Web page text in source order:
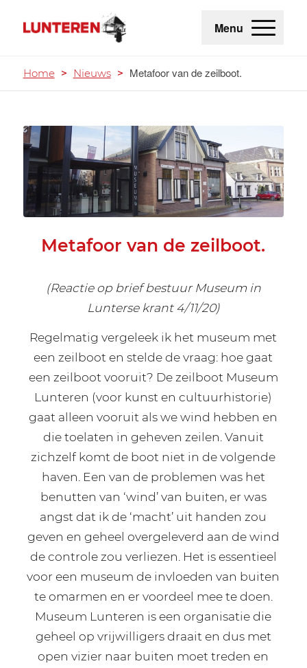
Menu
Home > Nieuws > Metafoor van de zeilboot.
Metafoor van de zeilboot.
(Reactie op brief bestuur Museum in
Lunterse krant 4/11/20)
Regelmatig vergeleek ik het museum met
een zeilboot en stelde de vraag: hoe gaat
een zeilboot vooruit? De zeilboot Museum
Lunteren (voor kunst en cultuurhistorie)
gaat alleen vooruit als we wind hebben en
die toelaten in geheven zeilen. Vanuit
zichzelf komt de boot niet in de volgende
haven. Een van de problemen was het
benutten van ‘wind’ van buiten, er was
angst dat ik de ‘macht’ uit handen zou
geven en geheel overgeleverd aan de wind
de controle zou verliezen. Het is essentieel
voor een museum de invloeden van buiten
te omarmen en er voordeel mee te doen.
Museum Lunteren is een organisatie die
geheel op vrijwilligers draait en dus met
open vizier naar buiten moet treden en